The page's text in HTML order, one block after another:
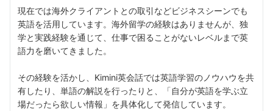
現在では海外クライアントとの取引などビジネスシーンでも
英語を活用しています。海外留学の経験はありませんが、独
学と実践経験を通じて、仕事で困ることがないレベルまで英
語力を磨いてきました。
その経験を活かし、Kimini英会話では英語学習のノウハウを共
有したり、単語の解説を行ったりと、「自分が英語を学ぶ立
場だったら欲しい情報」を具体化して発信しています。